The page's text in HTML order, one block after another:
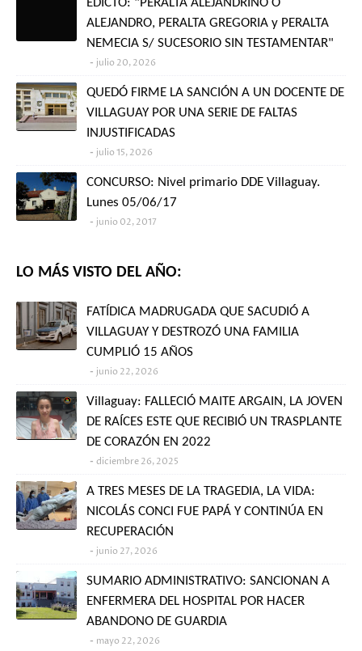
ALEJANDRO, PERALTA GREGORIA y PERALTA
NEMECIA S/ SUCESORIO SIN TESTAMENTAR"
julio 20, 2026
QUEDÓ FIRME LA SANCIÓN A UN DOCENTE DE
VILLAGUAY POR UNA SERIE DE FALTAS
INJUSTIFICADAS
julio 15, 2026
CONCURSO: Nivel primario DDE Villaguay.
Lunes 05/06/17
junio 02, 2017
LO MÁS VISTO DEL AÑO:
FATÍDICA MADRUGADA QUE SACUDIÓ A
VILLAGUAY Y DESTROZÓ UNA FAMILIA
CUMPLIÓ 15 AÑOS
junio 22, 2026
Villaguay: FALLECIÓ MAITE ARGAIN, LA JOVEN
DE RAÍCES ESTE QUE RECIBIÓ UN TRASPLANTE
DE CORAZÓN EN 2022
diciembre 26, 2025
A TRES MESES DE LA TRAGEDIA, LA VIDA:
NICOLÁS CONCI FUE PAPÁ Y CONTINÚA EN
RECUPERACIÓN
junio 27, 2026
SUMARIO ADMINISTRATIVO: SANCIONAN A
ENFERMERA DEL HOSPITAL POR HACER
ABANDONO DE GUARDIA
mayo 22, 2026